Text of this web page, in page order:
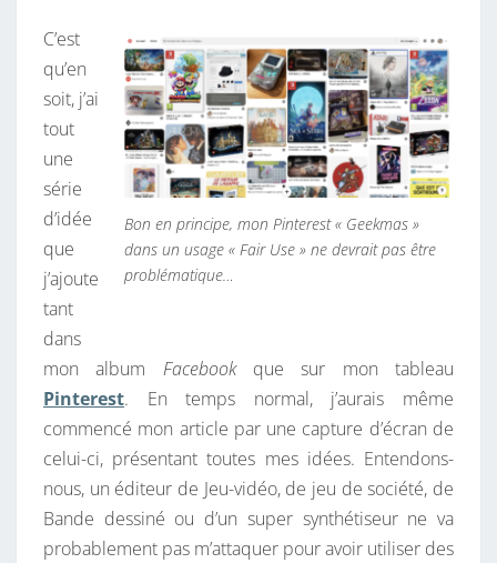
0
2
4
Bon en principe, mon Pinterest « Geekmas »
dans un usage « Fair Use » ne devrait pas être
problématique…
C’est
qu’en
soit, j’ai
tout
une
série
d’idée
que
j’ajoute
tant
dans
mon album Facebookque sur mon tableau
Pinterest. En temps normal, j’aurais même
commencé mon article par une capture d’écran de
celui-ci, présentant toutes mes idées. Entendons-
nous, un éditeur de Jeu-vidéo, de jeu de société, de
Bande dessiné ou d’un super synthétiseur ne va
probablement pas m’attaquer pour avoir utiliser des